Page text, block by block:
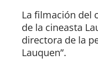
La filmación del
de la cineasta
directora de la
Lauquen”.